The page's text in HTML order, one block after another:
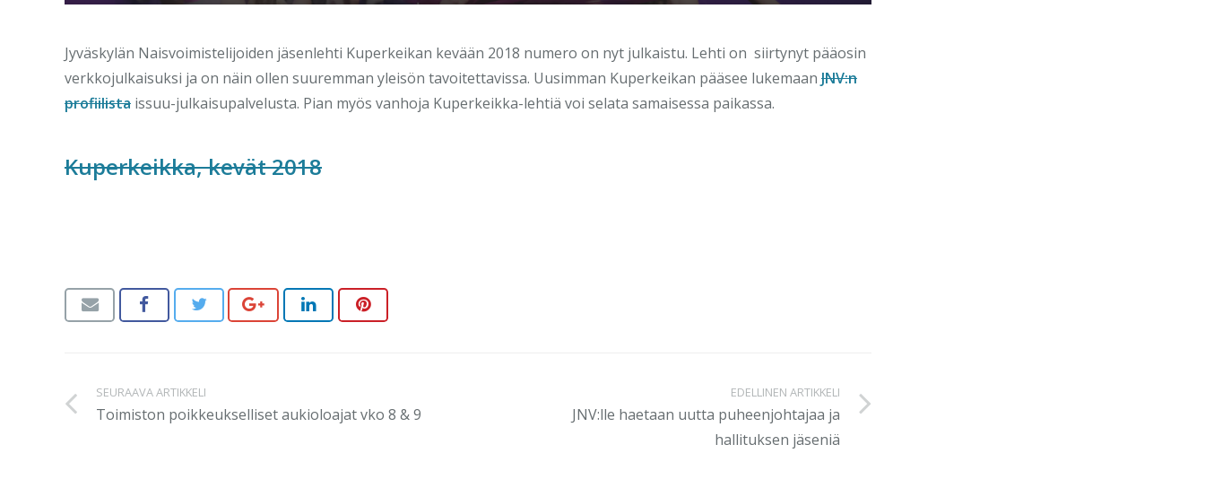
Jyväskylän Naisvoimistelijoiden jäsenlehti Kuperkeikan kevään 2018 numero on nyt julkaistu. Lehti on siirtynyt pääosin
verkkojulkaisuksi ja on näin ollen suuremman yleisön tavoitettavissa. Uusimman Kuperkeikan pääsee lukemaan JNV:n
profiilista issuu-julkaisupalvelusta. Pian myös vanhoja Kuperkeikka-lehtiä voi selata samaisessa paikassa.
Kuperkeikka, kevät 2018
EDELLINEN ARTIKKELI
JNV:lle haetaan uutta puheenjohtajaa ja
hallituksen jäseniä
SEURAAVA ARTIKKELI
Toimiston poikkeukselliset aukioloajat vko 8 & 9